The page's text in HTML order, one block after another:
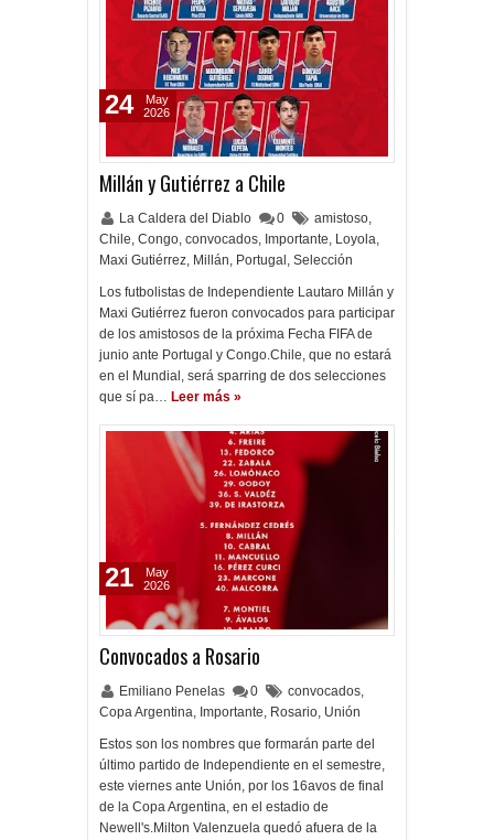
Millán y Gutiérrez a Chile
La Caldera del Diablo 0 amistoso,
Chile, Congo, convocados, Importante, Loyola,
Maxi Gutiérrez, Millán, Portugal , Selección
Los futbolistas de Independiente Lautaro Millán y
Maxi Gutiérrez fueron convocados para participar
de los amistosos de la próxima Fecha FIFA de
junio ante Portugal y Congo.Chile, que no estará
en el Mundial, será sparring de dos selecciones
que sí pa… Leer más »
24
May
2026
Convocados a Rosario
Emiliano Penelas 0 convocados,
Copa Argentina, Importante, Rosario, Unión
Estos son los nombres que formarán parte del
último partido de Independiente en el semestre,
este viernes ante Unión, por los 16avos de final
de la Copa Argentina, en el estadio de
Newell's.Milton Valenzuela quedó afuera de la
21
May
2026